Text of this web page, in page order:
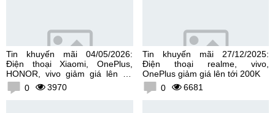
Tin khuyến mãi 04/05/2026:
Điện thoại Xiaomi, OnePlus,
HONOR, vivo giảm giá lên tới
300K0 3970
Tin khuyến mãi 27/12/2025:
Điện thoại realme, vivo,
OnePlus giảm giá lên tới 200K
0
6681